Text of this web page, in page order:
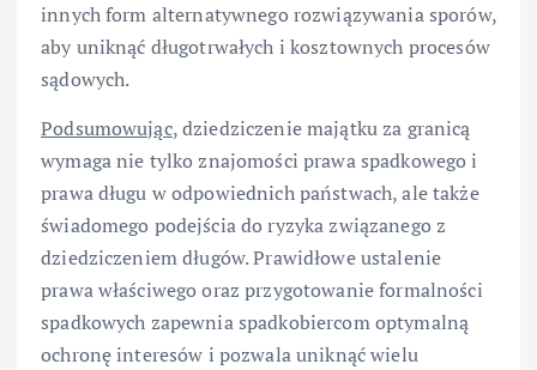
innych form alternatywnego rozwiązywania sporów,
aby uniknąć długotrwałych i kosztownych procesów
sądowych.
Podsumowując, dziedziczenie majątku za granicą
wymaga nie tylko znajomości prawa spadkowego i
prawa długu w odpowiednich państwach, ale także
świadomego podejścia do ryzyka związanego z
dziedziczeniem długów. Prawidłowe ustalenie
prawa właściwego oraz przygotowanie formalności
spadkowych zapewnia spadkobiercom optymalną
ochronę interesów i pozwala uniknąć wielu